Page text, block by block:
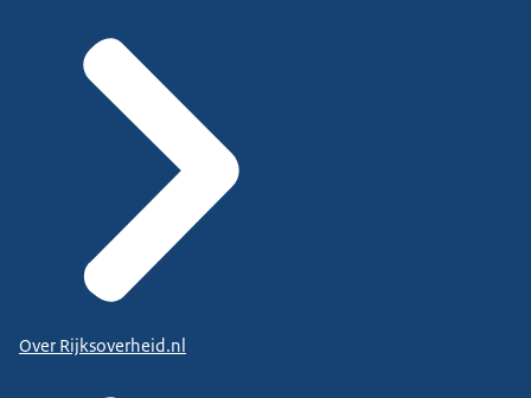
Over Rijksoverheid.nl